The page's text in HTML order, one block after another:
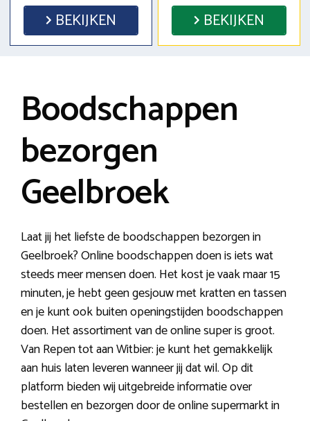
BEKIJKEN BEKIJKEN
Boodschappen
bezorgen
Geelbroek
Laat jij het liefste de boodschappen bezorgen in
Geelbroek? Online boodschappen doen is iets wat
steeds meer mensen doen. Het kost je vaak maar 15
minuten, je hebt geen gesjouw met kratten en tassen
en je kunt ook buiten openingstijden boodschappen
doen. Het assortiment van de online super is groot.
Van Repen tot aan Witbier: je kunt het gemakkelijk
aan huis laten leveren wanneer jij dat wil. Op dit
platform bieden wij uitgebreide informatie over
bestellen en bezorgen door de online supermarkt in